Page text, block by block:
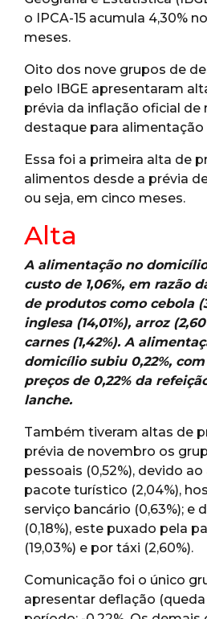
o IPCA-15 acumula 4,30%
meses.
Oito dos nove grupos de
pelo IBGE apresentaram
prévia da inflação oficial de
destaque para alimentação
Essa foi a primeira alta de
alimentos desde a prévia
ou seja, em cinco meses.
Alta
A alimentação no
custo de 1,06%, em razão
de produtos como cebola
inglesa (14,01%), arroz
carnes (1,42%). A
domicílio subiu 0,22%,
preços de 0,22% da
lanche.
Também tiveram altas de
prévia de novembro os
pessoais (0,52%), devido
pacote turístico (2,04%),
serviço bancário (0,63%); e
(0,18%), este puxado pela
(19,03%) e por táxi (2,60%).
Comunicação foi o único
apresentar deflação